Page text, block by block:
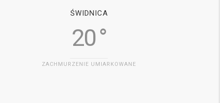
ŚWIDNICA
20 °
ZACHMURZENIE UMIARKOWANE